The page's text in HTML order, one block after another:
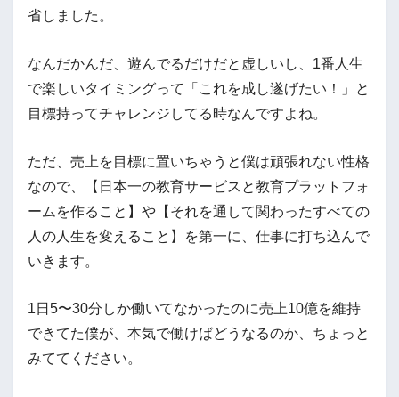
省しました。
なんだかんだ、遊んでるだけだと虚しいし、1番人生
で楽しいタイミングって「これを成し遂げたい！」と
目標持ってチャレンジしてる時なんですよね。
ただ、売上を目標に置いちゃうと僕は頑張れない性格
なので、【日本一の教育サービスと教育プラットフォ
ームを作ること】や【それを通して関わったすべての
人の人生を変えること】を第一に、仕事に打ち込んで
いきます。
1日5〜30分しか働いてなかったのに売上10億を維持
できてた僕が、本気で働けばどうなるのか、ちょっと
みててください。